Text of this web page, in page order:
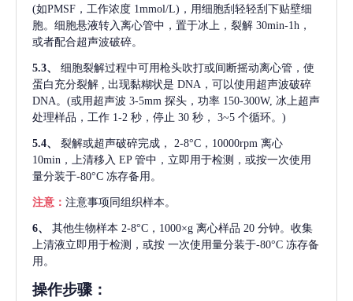
(如PMSF，工作浓度 1mmol/L)，用细胞刮轻轻刮下贴壁细
胞。细胞悬液转入离心管中，置于冰上，裂解 30min-1h，
或者配合超声波破碎。
5.3、
细胞裂解过程中可用枪头吹打或间断摇动离心管，使
蛋白充分裂解 , 出现黏糊状是 DNA，可以使用超声波破碎
DNA。(或用超声波 3-5mm 探头，功率 150-300W, 冰上超声
处理样品，工作 1-2 秒，停止 30 秒， 3~5 个循环。)
5.4、 裂解或超声破碎完成，
2-8°C，10000rpm 离心
10min，上清移入 EP 管中，立即用于检测，或按一次使用
量分装于-80°C 冻存备用。
注意： 注意事项同组织样本。
6、 其他生物样本 2-8°C，1000×g 离心样品 20 分钟。收集
上清液立即用于检测，或按 一次使用量分装于-80°C 冻存备
用。
操作步骤：